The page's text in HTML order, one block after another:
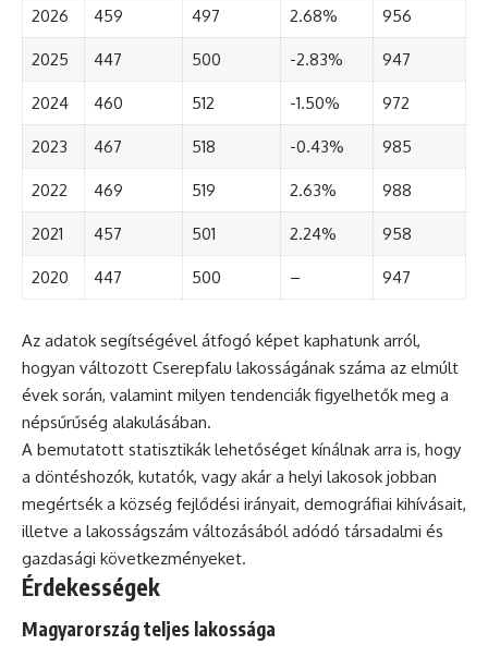
2026 459 497 2.68% 956
2025 447 500 -2.83% 947
2024 460 512 -1.50% 972
2023 467 518 -0.43% 985
2022 469 519 2.63% 988
2021 457 501 2.24% 958
2020 447 500 – 947
Az adatok segítségével átfogó képet kaphatunk arról,
hogyan változott Cserepfalu lakosságának száma az elmúlt
évek során, valamint milyen tendenciák figyelhetők meg a
népsűrűség alakulásában.
A bemutatott statisztikák lehetőséget kínálnak arra is, hogy
a döntéshozók, kutatók, vagy akár a helyi lakosok jobban
megértsék a község fejlődési irányait, demográfiai kihívásait,
illetve a lakosságszám változásából adódó társadalmi és
gazdasági következményeket.
Érdekességek
Magyarország teljes lakossága